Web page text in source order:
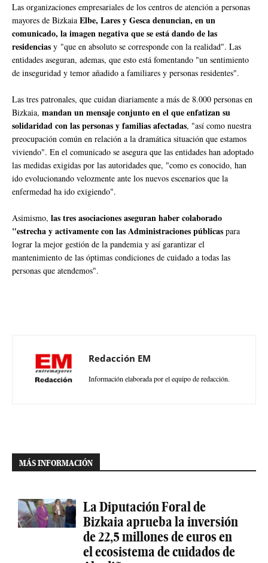
Las organizaciones empresariales de los centros de atención a personas
mayores de Bizkaia Elbe, Lares y Gesca denuncian, en un
comunicado, la imagen negativa que se está dando de las
residencias y "que en absoluto se corresponde con la realidad". Las
entidades aseguran, ademas, que esto está fomentando "un sentimiento
de inseguridad y temor añadido a familiares y personas residentes".
Las tres patronales, que cuidan diariamente a más de 8.000 personas en
Bizkaia, mandan un mensaje conjunto en el que enfatizan su
solidaridad con las personas y familias afectadas, "así como nuestra
preocupación común en relación a la dramática situación que estamos
viviendo". En el comunicado se asegura que las entidades han adoptado
las medidas exigidas por las autoridades que, "como es conocido, han
ido evolucionando velozmente ante los nuevos escenarios que la
enfermedad ha ido exigiendo".
Asimismo, las tres asociaciones aseguran haber colaborado
"estrecha y activamente con las Administraciones públicas para
lograr la mejor gestión de la pandemia y así garantizar el
mantenimiento de las óptimas condiciones de cuidado a todas las
personas que atendemos".
Redacción EM
Información elaborada por el equipo de redacción.
MÁS INFORMACIÓN
La Diputación Foral de
Bizkaia aprueba la inversión
de 22,5 millones de euros en
el ecosistema de cuidados de